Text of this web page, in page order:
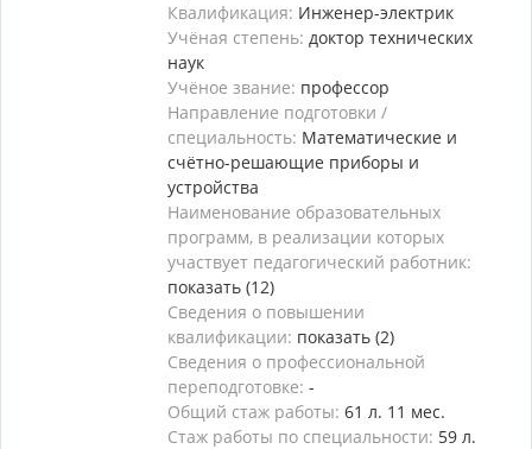
Квалификация: Инженер-электрик
Учёная степень: доктор технических
наук
Учёное звание: профессор
Направление подготовки /
специальность: Математические и
счётно-решающие приборы и
устройства
Наименование образовательных
программ, в реализации которых
участвует педагогический работник:
показать (12)
Сведения о повышении
квалификации: показать (2)
Сведения о профессиональной
переподготовке: -
Общий стаж работы: 61 л. 11 мес.
Стаж работы по специальности: 59 л.